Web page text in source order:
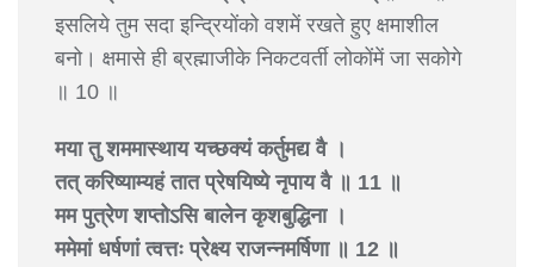
इसलिये तुम सदा इन्द्रियोंको वशमें रखते हुए क्षमाशील
बनो। क्षमासे ही ब्रह्माजीके निकटवर्ती लोकोंमें जा सकोगे
॥ 10 ॥
मया तु शममास्थाय यच्छक्यं कर्तुमद्य वै ।
तत् करिष्याम्यहं तात प्रेषयिष्ये नृपाय वै ॥ 11 ॥
मम पुत्रेण शप्तोऽसि बालेन कृशबुद्धिना ।
ममेमां धर्षणां त्वत्तः प्रेक्ष्य राजन्नमर्षिणा ॥ 12 ॥